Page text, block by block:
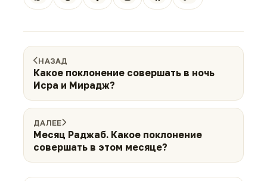
НАЗАД
Какое поклонение совершать в ночь
Исра и Мирадж?
ДАЛЕЕ
Месяц Раджаб. Какое поклонение
совершать в этом месяце?